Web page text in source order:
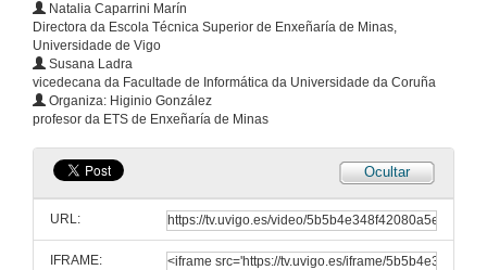
Natalia Caparrini Marín
Directora da Escola Técnica Superior de Enxeñaría de Minas,
Universidade de Vigo
Susana Ladra
vicedecana da Facultade de Informática da Universidade da Coruña
Organiza: Higinio González
profesor da ETS de Enxeñaría de Minas
Ocultar
URL:
IFRAME: